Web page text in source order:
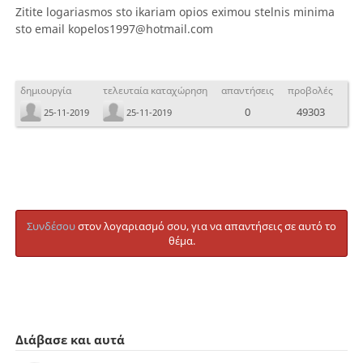
Zitite logariasmos sto ikariam opios eximou stelnis minima
sto email kopelos1997@hotmail.com
δημιουργία
25-11-2019
τελευταία καταχώρηση
25-11-2019
απαντήσεις
0
προβολές
49303
Συνδέσουστον λογαριασμό σου, για να απαντήσεις σε αυτό το
θέμα.
Διάβασε και αυτά